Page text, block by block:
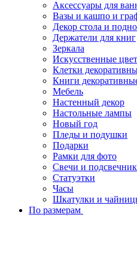
Аксессуары для
Вазы и кашпо и
Декор стола и
Держатели для книг
Зеркала
Искусcтвенные
Клетки
Книги
Мебель
Настенный декор
Настольные лампы
Новый год
Пледы и подушки
Подарки
Рамки для фото
Свечи и
Статуэтки
Часы
Шкатулки и
По размерам